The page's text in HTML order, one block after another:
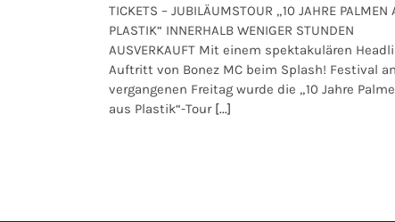
TICKETS – JUBILÄUMSTOUR „10 JAHRE PALMEN
PLASTIK“ INNERHALB WENIGER STUNDEN
AUSVERKAUFT Mit einem spektakulären
Auftritt von Bonez MC beim Splash! Festival
vergangenen Freitag wurde die „10 Jahre
aus Plastik“-Tour[...]